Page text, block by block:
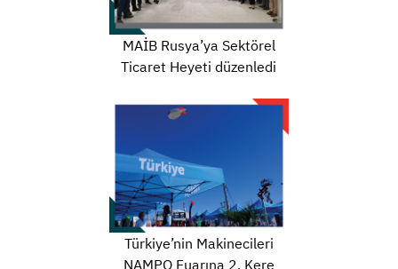
MAİB Rusya’ya Sektörel
Ticaret Heyeti düzenledi
Türkiye’nin Makinecileri
NAMPO Fuarına 2. Kere